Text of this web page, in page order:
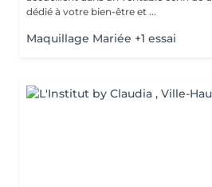
dédié à votre bien-être et ...
Maquillage Mariée +1 essai